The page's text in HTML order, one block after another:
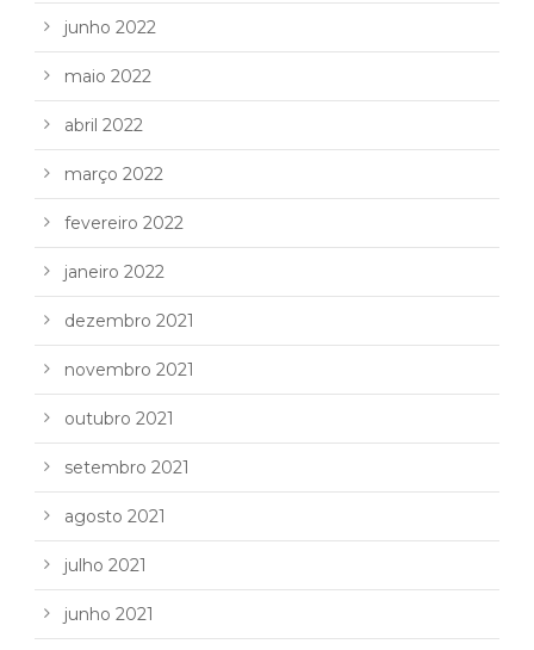
junho 2022
maio 2022
abril 2022
março 2022
fevereiro 2022
janeiro 2022
dezembro 2021
novembro 2021
outubro 2021
setembro 2021
agosto 2021
julho 2021
junho 2021